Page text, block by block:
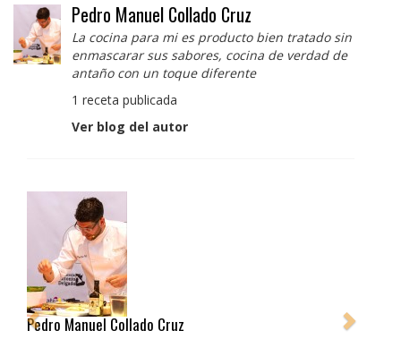
Pedro Manuel Collado Cruz
La cocina para mi es producto bien tratado sin
enmascarar sus sabores, cocina de verdad de
antaño con un toque diferente
1 receta publicada
Ver blog del autor
Pedro Manuel Collado Cruz